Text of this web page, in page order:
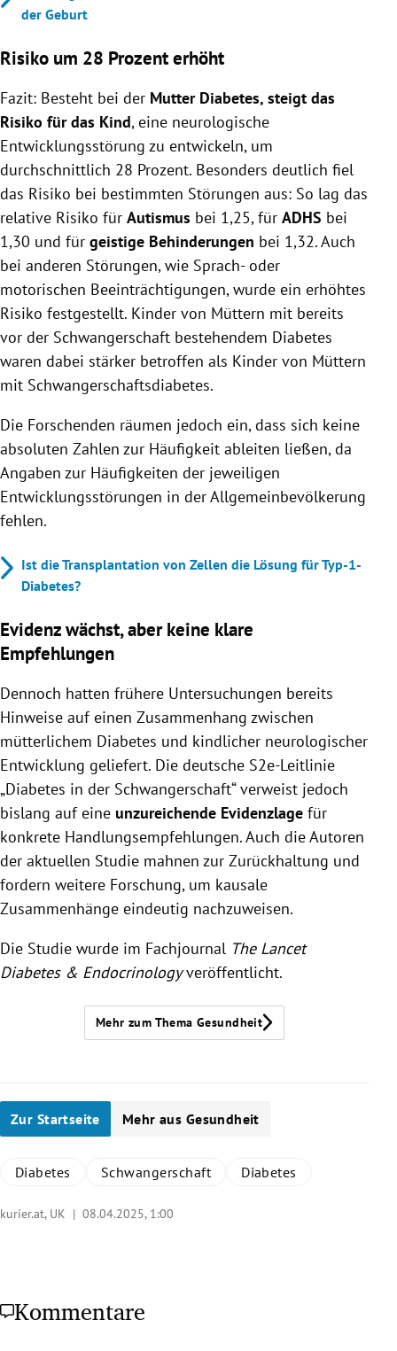
der Geburt
Risiko um 28 Prozent erhöht
Fazit: Besteht bei der Mutter Diabetes, steigt das
Risiko für das Kind, eine neurologische
Entwicklungsstörung zu entwickeln, um
durchschnittlich 28 Prozent. Besonders deutlich fiel
das Risiko bei bestimmten Störungen aus: So lag das
relative Risiko für Autismus bei 1,25, für ADHS bei
1,30 und für geistige Behinderungen bei 1,32. Auch
bei anderen Störungen, wie Sprach- oder
motorischen Beeinträchtigungen, wurde ein erhöhtes
Risiko festgestellt. Kinder von Müttern mit bereits
vor der Schwangerschaft bestehendem Diabetes
waren dabei stärker betroffen als Kinder von Müttern
mit Schwangerschaftsdiabetes.
Die Forschenden räumen jedoch ein, dass sich keine
absoluten Zahlen zur Häufigkeit ableiten ließen, da
Angaben zur Häufigkeiten der jeweiligen
Entwicklungsstörungen in der Allgemeinbevölkerung
fehlen.
Ist die Transplantation von Zellen die Lösung für Typ-1-
Diabetes?
Evidenz wächst, aber keine klare
Empfehlungen
Dennoch hatten frühere Untersuchungen bereits
Hinweise auf einen Zusammenhang zwischen
mütterlichem Diabetes und kindlicher neurologischer
Entwicklung geliefert. Die deutsche S2e-Leitlinie
„Diabetes in der Schwangerschaft“ verweist jedoch
bislang auf eine unzureichende Evidenzlage für
konkrete Handlungsempfehlungen. Auch die Autoren
der aktuellen Studie mahnen zur Zurückhaltung und
fordern weitere Forschung, um kausale
Zusammenhänge eindeutig nachzuweisen.
Die Studie wurde im Fachjournal The Lancet
Diabetes & Endocrinologyveröffentlicht.
Mehr zum Thema Gesundheit
Zur Startseite Mehr aus Gesundheit
Diabetes Schwangerschaft Diabetes
kurier.at, UK | 08.04.2025, 1:00
Kommentare